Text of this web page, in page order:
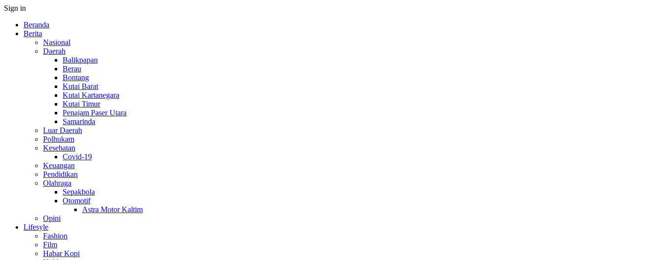
Sign in
Beranda
Berita
Nasional
Daerah
Balikpapan
Berau
Bontang
Kutai Barat
Kutai Kartanegara
Kutai Timur
Penajam Paser Utara
Samarinda
Luar Daerah
Polhukam
Kesehatan
Covid-19
Keuangan
Pendidikan
Olahraga
Sepakbola
Otomotif
Astra Motor Kaltim
Opini
Lifesyle
Fashion
Film
Habar Kopi